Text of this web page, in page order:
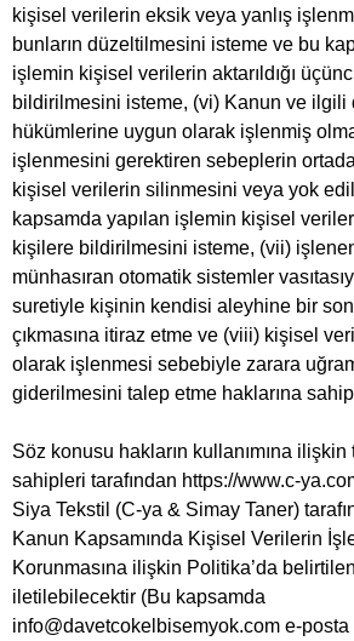
kişisel verilerin eksik veya yanlış
bunların düzeltilmesini isteme ve bu
işlemin kişisel verilerin aktarıldığı
bildirilmesini isteme, (vi) Kanun ve ilgili
hükümlerine uygun olarak işlenmiş
işlenmesini gerektiren sebeplerin
kişisel verilerin silinmesini veya yok
kapsamda yapılan işlemin kişisel
kişilere bildirilmesini isteme, (vii)
münhasıran otomatik sistemler
suretiyle kişinin kendisi aleyhine bir
çıkmasına itiraz etme ve (viii) kişisel
olarak işlenmesi sebebiyle zarara
giderilmesini talep etme haklarına
Söz konusu hakların kullanımına
sahipleri tarafından https://www.c-
Siya Tekstil (C-ya & Simay Taner)
Kanun Kapsamında Kişisel Verilerin
Korunmasına ilişkin Politika’da
iletilebilecektir (Bu kapsamda
info@davetcokelbisemyok.com e-